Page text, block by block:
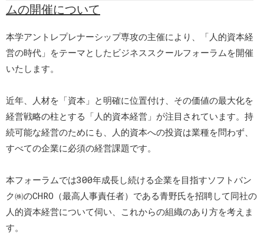
ムの開催について
本学アントレプレナーシップ専攻の主催により、「人的資本経
営の時代」をテーマとしたビジネススクールフォーラムを開催
いたします。
近年、人材を「資本」と明確に位置付け、その価値の最大化を
経営戦略の柱とする「人的資本経営」が注目されています。持
続可能な経営のためにも、人的資本への投資は業種を問わず、
すべての企業に必須の経営課題です。
本フォーラムでは300年成長し続ける企業を目指すソフトバン
ク㈱のCHRO（最高人事責任者）である青野氏を招聘して同社の
人的資本経営について伺い、これからの組織のあり方を考えま
す。